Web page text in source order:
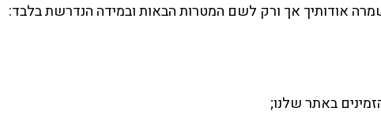
אודותיך אך ורק לשם המטרות הבאות ובמידה הנדרשת בלבד:
באתר שלנו;